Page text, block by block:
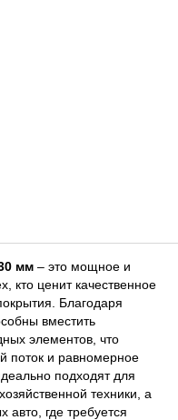
мм – это мощное и
кто ценит качественное
Благодаря
вместить
элементов, что
поток и равномерное
подходят для
техники, а
авто, где требуется